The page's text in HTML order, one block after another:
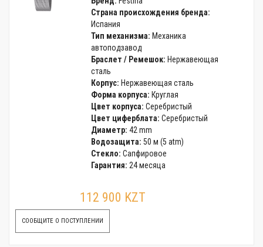
Страна происхождения бренда:
Испания
Тип механизма: Механика
автоподзавод
Браслет / Ремешок: Нержавеющая
сталь
Корпус: Нержавеющая сталь
Форма корпуса: Круглая
Цвет корпуса: Серебристый
Цвет циферблата: Серебристый
Диаметр: 42 mm
Водозащита: 50 м (5 atm)
Стекло: Сапфировое
Гарантия: 24 месяца
112 900 KZT
СООБЩИТЕ О ПОСТУПЛЕНИИ